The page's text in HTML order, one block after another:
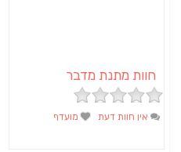
חוות מתנת מדבר
אין חוות דעת מועדף